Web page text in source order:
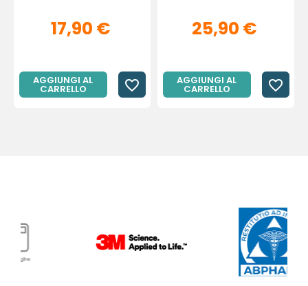
17,90 €
AGGIUNGI AL
CARRELLO favorite_border
25,90 €
AGGIUNGI AL
CARRELLO favorite_border